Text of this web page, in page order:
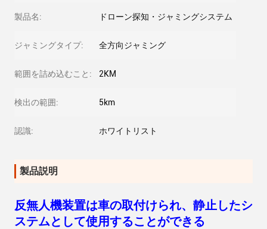
製品名: ドローン探知・ジャミングシステム
ジャミングタイプ: 全方向ジャミング
範囲を詰め込むこと: 2KM
検出の範囲: 5km
認識: ホワイトリスト
製品説明
反無人機装置は車の取付けられ、静止したシ
ステムとして使用することができる